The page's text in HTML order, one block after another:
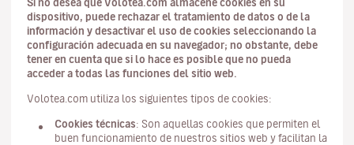
Si no desea que Volotea.com almacene cookies en su
dispositivo, puede rechazar el tratamiento de datos o de la
información y desactivar el uso de cookies seleccionando la
configuración adecuada en su navegador; no obstante, debe
tener en cuenta que si lo hace es posible que no pueda
acceder a todas las funciones del sitio web.
Volotea.com utiliza los siguientes tipos de cookies:
Cookies técnicas: Son aquellas cookies que permiten el
buen funcionamiento de nuestros sitios web y facilitan la